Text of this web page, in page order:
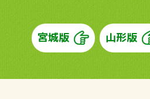
宮城版 山形版